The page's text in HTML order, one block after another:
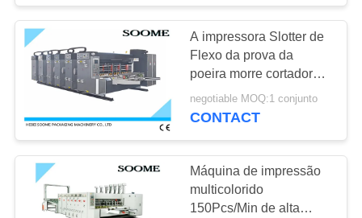
VISITA
FÁBRICA
CONTROLE
DE
QUALIDADE
A impressora Slotter de
Flexo da prova da
poeira morre cortador
com sistema de
alimentação da sução
negotiable MOQ:1 conjunto
CONTACT
Máquina de impressão
multicolorido
150Pcs/Min de alta